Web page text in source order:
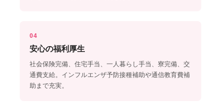
04
安心の福利厚生
社会保険完備、住宅手当、一人暮らし手当、寮完備、交
通費支給。インフルエンザ予防接種補助や通信教育費補
助まで充実。